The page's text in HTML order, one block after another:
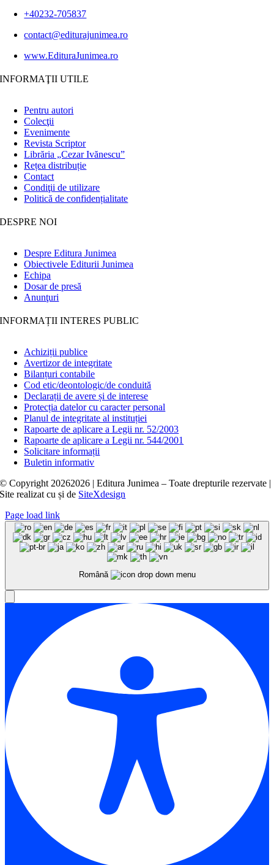
+40232-705837
contact@editurajunimea.ro
www.EdituraJunimea.ro
INFORMAŢII UTILE
Pentru autori
Colecţii
Evenimente
Revista Scriptor
Librăria „Cezar Ivănescu”
Rețea distribuție
Contact
Condiţii de utilizare
Politică de confidențialitate
DESPRE NOI
Despre Editura Junimea
Obiectivele Editurii Junimea
Echipa
Dosar de presă
Anunţuri
INFORMAȚII INTERES PUBLIC
Achiziții publice
Avertizor de integritate
Bilanțuri contabile
Cod etic/deontologic/de conduită
Declarații de avere și de interese
Protecția datelor cu caracter personal
Planul de integritate al instituției
Rapoarte de aplicare a Legii nr. 52/2003
Rapoarte de aplicare a Legii nr. 544/2001
Solicitare informații
Buletin informativ
© Copyright 20262026 | Editura Junimea – Toate drepturile rezervate |
Site realizat cușide SiteXdesign
Page load link
Română